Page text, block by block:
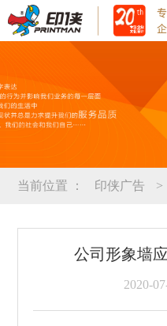
当前位置 ： 印侠广告 >
公司形象墙
2020-